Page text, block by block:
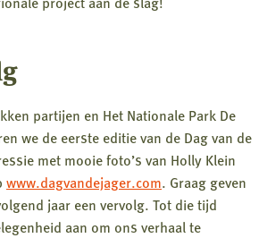
partijen en Het Nationale Park De
we de eerste editie van de Dag van de
met mooie foto’s van Holly Klein
www.dagvandejager.com. Graag geven
jaar een vervolg. Tot die tijd
aan om ons verhaal te